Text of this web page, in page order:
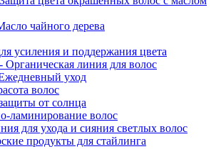
чайного дерева
усиления и поддержания цвета
Органическая линия для волос
уход
волос
от солнца
ламинирование волос
для ухода и сияния светлых волос
продукты для стайлинга